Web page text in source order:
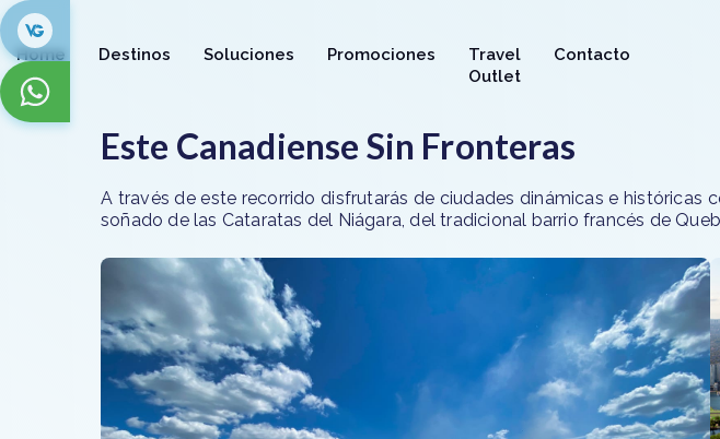
Home Destinos Soluciones Promociones
Travel
Outlet
Contacto
Este Canadiense Sin Fronteras
A través de este recorrido disfrutarás de ciudades dinámicas e
soñado de las Cataratas del Niágara, del tradicional barrio francés de